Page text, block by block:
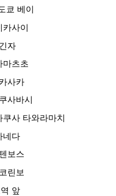
쿄 베이
카사이
자
마츠초
사카
사바시
사 타와라마치
네다
보스
린보
앞